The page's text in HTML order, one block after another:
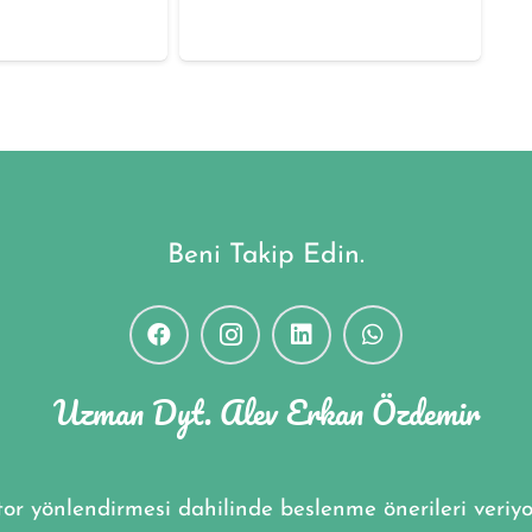
Beni Takip Edin.
Uzman Dyt. Alev Erkan Özdemir
yönlendirmesi dahilinde beslenme önerileri